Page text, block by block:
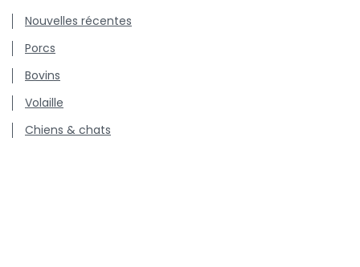
Nouvelles récentes
Porcs
Bovins
Volaille
Chiens & chats